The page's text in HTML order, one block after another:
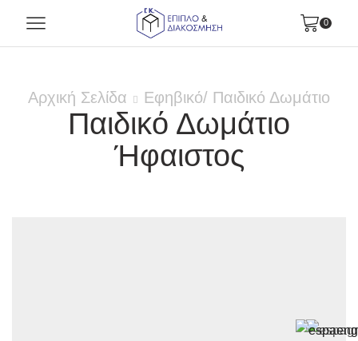
0
Αρχική Σελίδα Εφηβικό/ Παιδικό Δωμάτιο
Παιδικό Δωμάτιο
Ήφαιστος